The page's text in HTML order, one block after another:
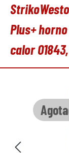
Plus+
calor
Omitir galería de